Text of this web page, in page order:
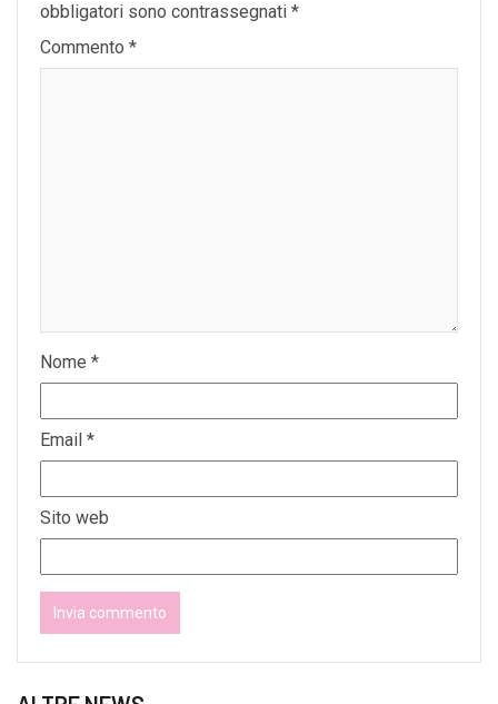
obbligatori sono contrassegnati *
Commento *
Nome *
Email *
Sito web